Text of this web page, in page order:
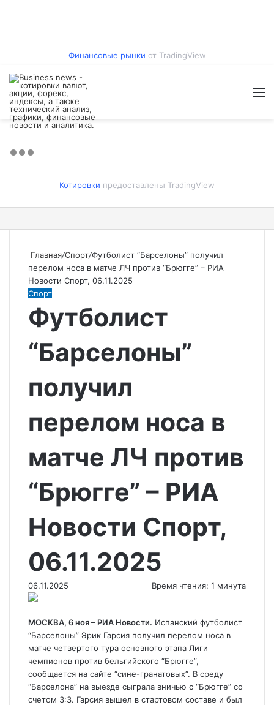
Финансовые рынки от TradingView
Котировки предоставлены TradingView
Главная/Спорт/Футболист “Барселоны” получил
перелом носа в матче ЛЧ против “Брюгге” – РИА
Новости Спорт, 06.11.2025
Спорт
Футболист
“Барселоны”
получил
перелом носа в
матче ЛЧ против
“Брюгге” – РИА
Новости Спорт,
06.11.2025
06.11.2025 Время чтения: 1 минута
МОСКВА, 6 ноя – РИА Новости. Испанский футболист
“Барселоны” Эрик Гарсия получил перелом носа в
матче четвертого тура основного этапа Лиги
чемпионов против бельгийского “Брюгге”,
сообщается на сайте “сине-гранатовых”. В среду
“Барселона” на выезде сыграла вничью с “Брюгге” со
счетом 3:3. Гарсия вышел в стартовом составе и был